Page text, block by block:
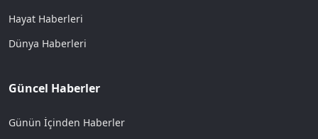
Hayat Haberleri
Dünya Haberleri
Güncel Haberler
Günün İçinden Haberler